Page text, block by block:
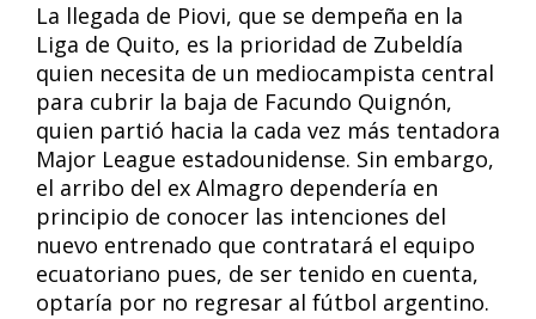
La llegada de Piovi, que se dempeña en la
Liga de Quito, es la prioridad de Zubeldía
quien necesita de un mediocampista central
para cubrir la baja de Facundo Quignón,
quien partió hacia la cada vez más tentadora
Major League estadounidense. Sin embargo,
el arribo del ex Almagro dependería en
principio de conocer las intenciones del
nuevo entrenado que contratará el equipo
ecuatoriano pues, de ser tenido en cuenta,
optaría por no regresar al fútbol argentino.